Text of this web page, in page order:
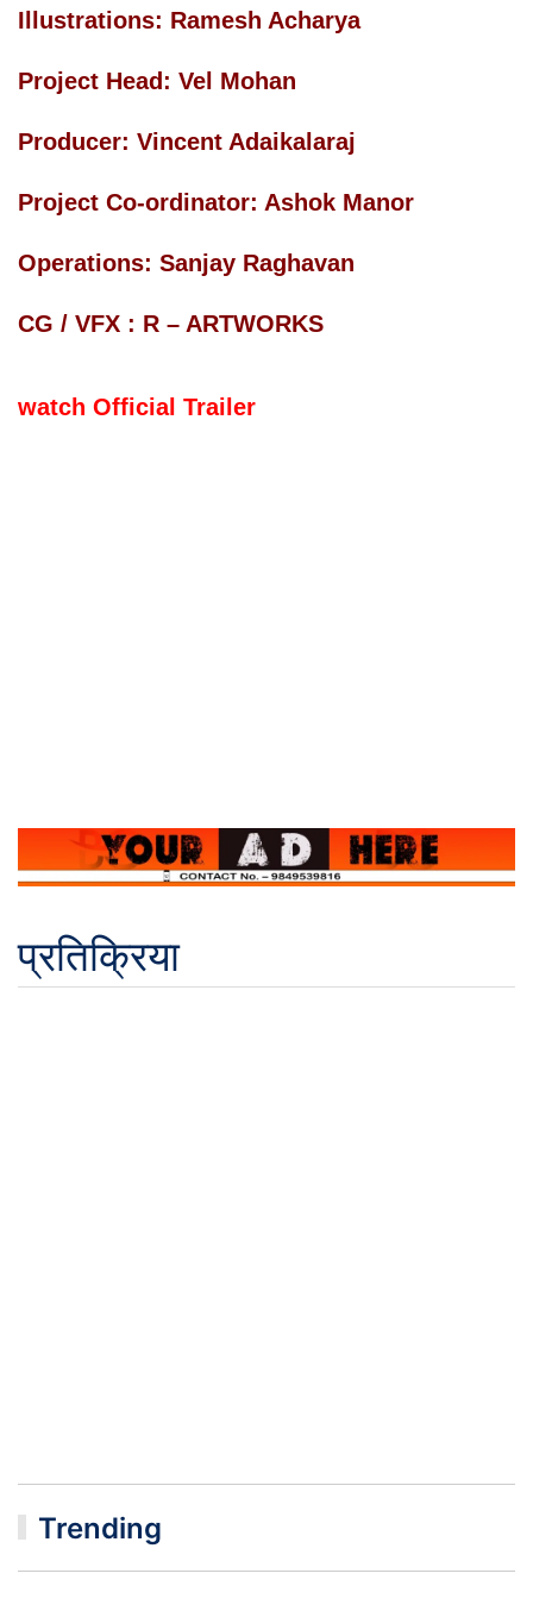
Illustrations: Ramesh Acharya
Project Head: Vel Mohan
Producer: Vincent Adaikalaraj
Project Co-ordinator: Ashok Manor
Operations: Sanjay Raghavan
CG / VFX : R – ARTWORKS
watch Official Trailer
प्रतिक्रिया
Trending